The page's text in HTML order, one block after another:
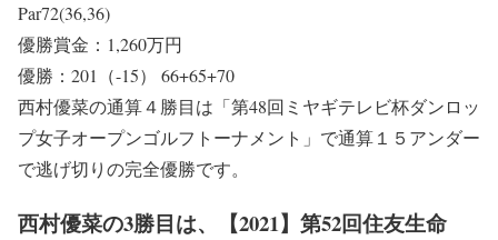
Par72(36,36)
優勝賞金：1,260万円
優勝：201（-15） 66+65+70
西村優菜の通算４勝目は「第48回ミヤギテレビ杯ダンロッ
プ女子オープンゴルフトーナメント」で通算１５アンダー
で逃げ切りの完全優勝です。
西村優菜の3勝目は、【2021】第52回住友生命